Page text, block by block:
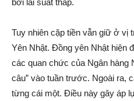
Tuy nhiên cặp tiền vẫn giữ ở vị
Yên Nhật. Đồng yên Nhật hiện
các quan chức của Ngân hàng
câu” vào tuần trước. Ngoài ra,
từng cái một. Điều này gây áp